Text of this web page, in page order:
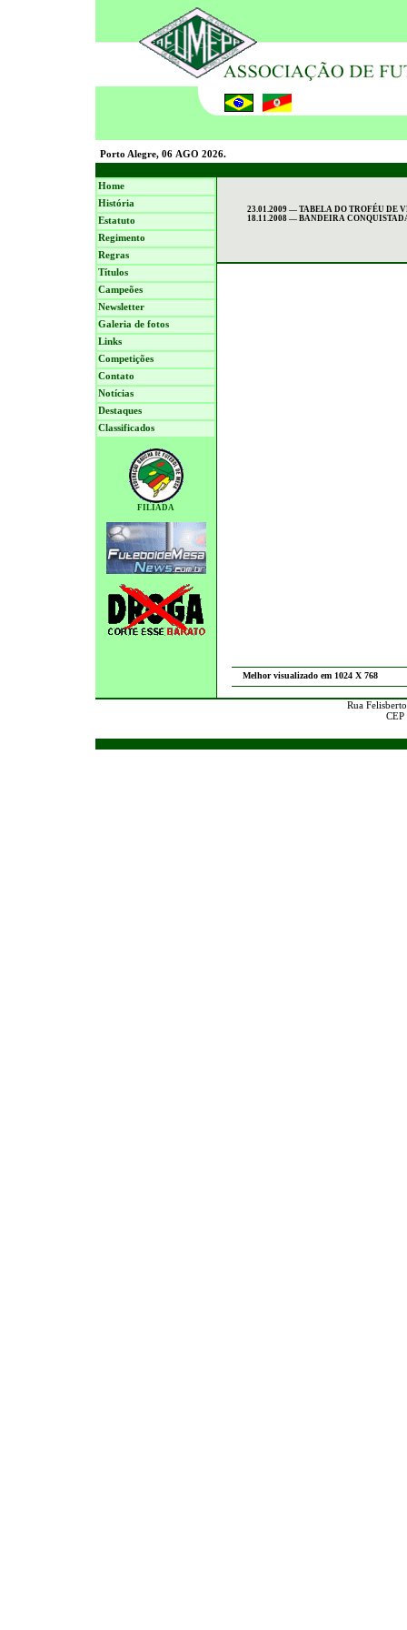
Porto Alegre, 06 AGO 2026.
Home
História
Estatuto
Regimento
Regras
Títulos
Campeões
Newsletter
Galeria de fotos
Links
Competições
Contato
Notícias
Destaques
Classificados
FILIADA
23.01.2009 — TABELA DO TROFÉU DE
18.11.2008 — BANDEIRA
Melhor visualizado em 1024 X 768
Rua